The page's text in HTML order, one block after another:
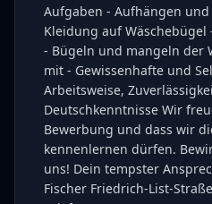
Aufgaben - Aufhängen
Kleidung auf
- Bügeln und mangeln der
mit - Gewissenhafte und
Arbeitsweise,
Deutschkenntnisse Wir
Bewerbung und dass wir
kennenlernen dürfen.
uns! Dein tempster
Fischer Friedrich-List-